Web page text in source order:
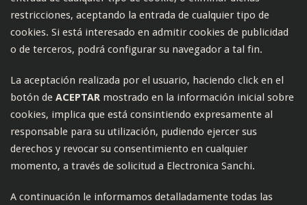
restricciones, aceptando la entrada de cualquier tipo de
cookies. Si está interesado en admitir cookies de publicidad
o de terceros, podrá configurar su navegador a tal fin.
La aceptación realizada por el usuario, haciendo click en el
botón de ACEPTAR mostrado en la información inicial sobre
cookies, implica que está consintiendo expresamente al
responsable para su utilización, pudiendo ejercer sus
derechos y revocar su consentimiento en cualquier
momento, a través de solicitud a Electronica Sanchi.
A continuación le informamos detalladamente todas las